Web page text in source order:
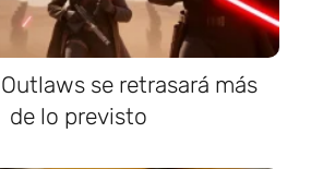
se retrasará más
de lo previsto